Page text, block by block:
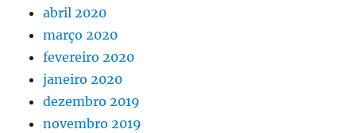
abril 2020
março 2020
fevereiro 2020
janeiro 2020
dezembro 2019
novembro 2019